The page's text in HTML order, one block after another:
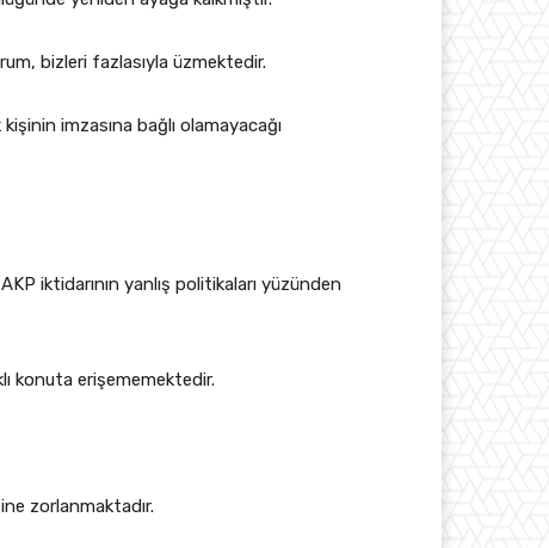
bizleri fazlasıyla üzmektedir.
imzasına bağlı olamayacağı
iktidarının yanlış politikaları yüzünden
konuta erişememektedir.
zorlanmaktadır.